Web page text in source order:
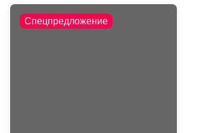
Спецпредложение